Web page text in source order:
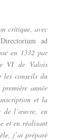
critique, avec
Directorium ad
en 1332 par
VI de Valois
les conseils du
année
et la
de l’œuvre, en
et en réalisant
j’ai préparé